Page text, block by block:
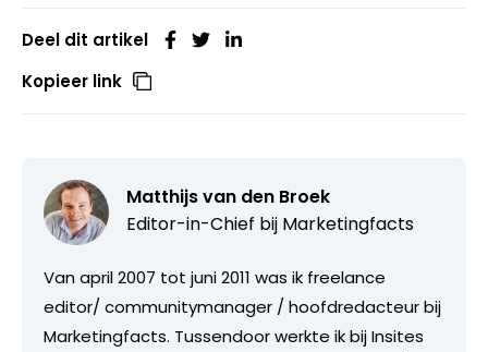
Deel dit artikel
Kopieer link
Matthijs van den Broek
Editor-in-Chief bij Marketingfacts
Van april 2007 tot juni 2011 was ik freelance
editor/ communitymanager / hoofdredacteur bij
Marketingfacts. Tussendoor werkte ik bij Insites